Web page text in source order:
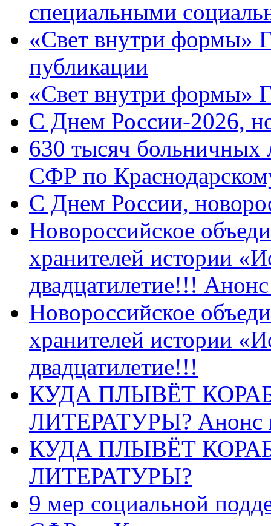
специальными
«Свет внутри формы»
публикации
«Свет внутри формы»
C Днем России-2026,
630 тысяч больничных
СФР по
C Днем России,
Новороссийское
хранителей истории
двадцатилетие!!!
Новороссийское
хранителей истории
двадцатилетие!!!
КУДА ПЛЫВЁТ
ЛИТЕРАТУРЫ? Анонс
КУДА ПЛЫВЁТ
ЛИТЕРАТУРЫ?
9 мер социальной